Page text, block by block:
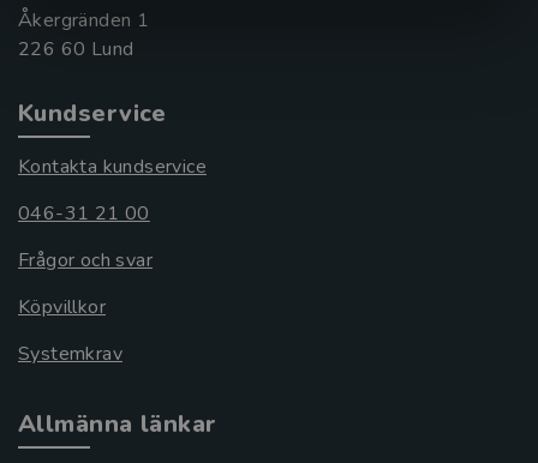
Åkergränden 1
Kundservice
Kontakta kundservice
046-31 21 00
Frågor och svar
Köpvillkor
Systemkrav
Allmänna länkar